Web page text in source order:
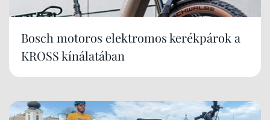
Bosch motoros elektromos kerékpárok a
KROSS kínálatában